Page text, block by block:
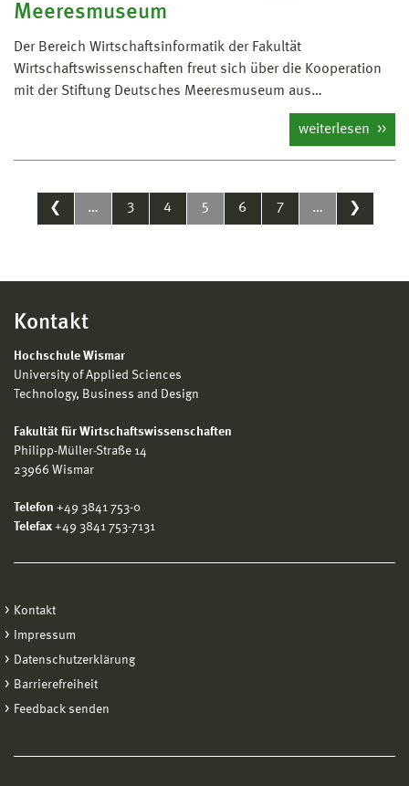
Meeresmuseum
Der Bereich Wirtschaftsinformatik der Fakultät
Wirtschaftswissenschaften freut sich über die Kooperation
mit der Stiftung Deutsches Meeresmuseum aus…
weiterlesen
❮ … 3 4 5 6 7 … ❯
Kontakt
Hochschule Wismar
University of Applied Sciences
Technology, Business and Design
Fakultät für Wirtschaftswissenschaften
Philipp-Müller-Straße 14
23966 Wismar
Telefon +49 3841 753-0
Telefax +49 3841 753-7131
Kontakt
Impressum
Datenschutzerklärung
Barrierefreiheit
Feedback senden